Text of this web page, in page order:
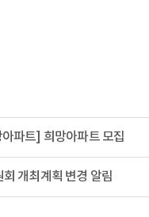
파트] 희망아파트 모집
개최계획 변경 알림